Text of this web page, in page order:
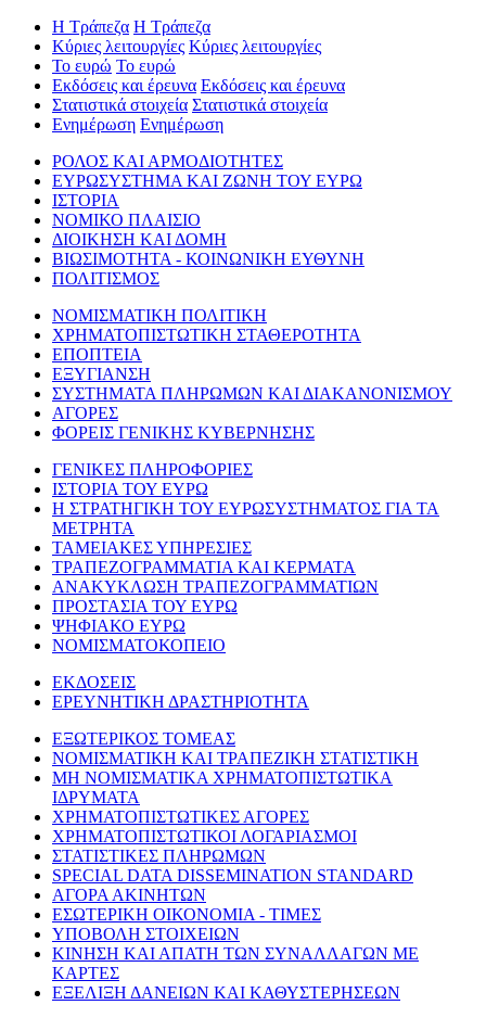
Η Τράπεζα Η Τράπεζα
Κύριες λειτουργίες Κύριες λειτουργίες
Το ευρώ Το ευρώ
Εκδόσεις και έρευνα Εκδόσεις και έρευνα
Στατιστικά στοιχεία Στατιστικά στοιχεία
Ενημέρωση Ενημέρωση
ΡΟΛΟΣ ΚΑΙ ΑΡΜΟΔΙΟΤΗΤΕΣ
ΕΥΡΩΣΥΣΤΗΜΑ ΚΑΙ ΖΩΝΗ ΤΟΥ ΕΥΡΩ
ΙΣΤΟΡΙΑ
ΝΟΜΙΚΟ ΠΛΑΙΣΙΟ
ΔΙΟΙΚΗΣΗ ΚΑΙ ΔΟΜΗ
ΒΙΩΣΙΜΟΤΗΤΑ - ΚΟΙΝΩΝΙΚΗ ΕΥΘΥΝΗ
ΠΟΛΙΤΙΣΜΟΣ
ΝΟΜΙΣΜΑΤΙΚΗ ΠΟΛΙΤΙΚΗ
ΧΡΗΜΑΤΟΠΙΣΤΩΤΙΚΗ ΣΤΑΘΕΡΟΤΗΤΑ
ΕΠΟΠΤΕΙΑ
ΕΞΥΓΙΑΝΣΗ
ΣΥΣΤΗΜΑΤΑ ΠΛΗΡΩΜΩΝ ΚΑΙ ΔΙΑΚΑΝΟΝΙΣΜΟΥ
ΑΓΟΡΕΣ
ΦΟΡΕΙΣ ΓΕΝΙΚΗΣ ΚΥΒΕΡΝΗΣΗΣ
ΓΕΝΙΚΕΣ ΠΛΗΡΟΦΟΡΙΕΣ
ΙΣΤΟΡΙΑ ΤΟΥ ΕΥΡΩ
Η ΣΤΡΑΤΗΓΙΚΗ ΤΟΥ ΕΥΡΩΣΥΣΤΗΜΑΤΟΣ ΓΙΑ ΤΑ
ΜΕΤΡΗΤΑ
ΤΑΜΕΙΑΚΕΣ ΥΠΗΡΕΣΙΕΣ
ΤΡΑΠΕΖΟΓΡΑΜΜΑΤΙΑ ΚΑΙ ΚΕΡΜΑΤΑ
ΑΝΑΚΥΚΛΩΣΗ ΤΡΑΠΕΖΟΓΡΑΜΜΑΤΙΩΝ
ΠΡΟΣΤΑΣΙΑ ΤΟΥ ΕΥΡΩ
ΨΗΦΙΑΚΟ ΕΥΡΩ
ΝΟΜΙΣΜΑΤΟΚΟΠΕΙΟ
ΕΚΔΟΣΕΙΣ
ΕΡΕΥΝΗΤΙΚΗ ΔΡΑΣΤΗΡΙΟΤΗΤΑ
ΕΞΩΤΕΡΙΚΟΣ ΤΟΜΕΑΣ
ΝΟΜΙΣΜΑΤΙΚΗ ΚΑΙ ΤΡΑΠΕΖΙΚΗ ΣΤΑΤΙΣΤΙΚΗ
ΜΗ ΝΟΜΙΣΜΑΤΙΚΑ ΧΡΗΜΑΤΟΠΙΣΤΩΤΙΚΑ
ΙΔΡΥΜΑΤΑ
ΧΡΗΜΑΤΟΠΙΣΤΩΤΙΚΕΣ ΑΓΟΡΕΣ
ΧΡΗΜΑΤΟΠΙΣΤΩΤΙΚΟΙ ΛΟΓΑΡΙΑΣΜΟΙ
ΣΤΑΤΙΣΤΙΚΕΣ ΠΛΗΡΩΜΩΝ
SPECIAL DATA DISSEMINATION STANDARD
ΑΓΟΡΑ ΑΚΙΝΗΤΩΝ
ΕΣΩΤΕΡΙΚΗ ΟΙΚΟΝΟΜΙΑ - ΤΙΜΕΣ
ΥΠΟΒΟΛΗ ΣΤΟΙΧΕΙΩΝ
ΚΙΝΗΣΗ ΚΑΙ ΑΠΑΤΗ ΤΩΝ ΣΥΝΑΛΛΑΓΩΝ ΜΕ
ΚΑΡΤΕΣ
ΕΞΕΛΙΞΗ ΔΑΝΕΙΩΝ ΚΑΙ ΚΑΘΥΣΤΕΡΗΣΕΩΝ